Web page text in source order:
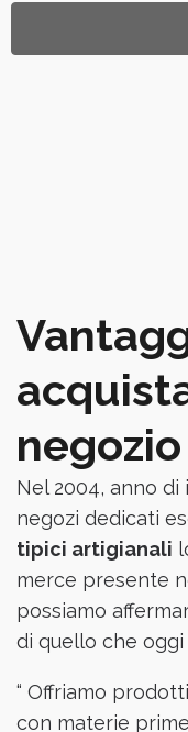
Nel 2004, anno di
negozi dedicati
tipici artigianali
merce presente
possiamo
di quello che
“ Offriamo
con materie